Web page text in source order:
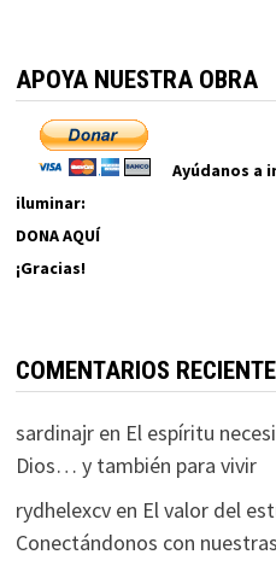
APOYA NUESTRA OBRA
Ayúdanos a
iluminar:
DONA AQUÍ
¡Gracias!
COMENTARIOS
sardinajren El espíritu
Dios… y también para vivir
rydhelexcven El valor del
Conectándonos con